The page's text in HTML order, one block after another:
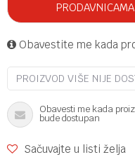
PRODAVNICAMA
Obavestite me kada
PROIZVOD VIŠE NIJE
Obavesti me kada
bude dostupan
Sačuvajte u listi želja